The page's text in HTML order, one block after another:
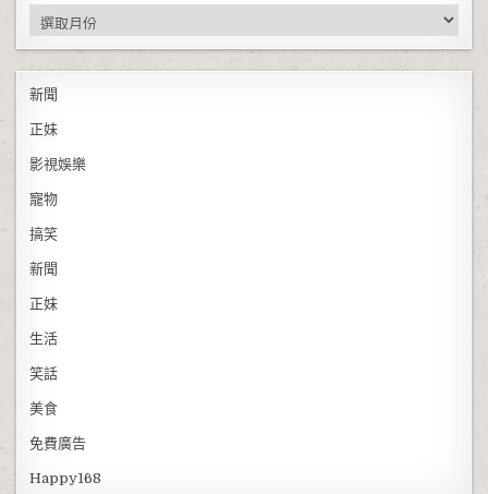
彙整
新聞
正妹
影視娛樂
寵物
搞笑
新聞
正妹
生活
笑話
美食
免費廣告
Happy168